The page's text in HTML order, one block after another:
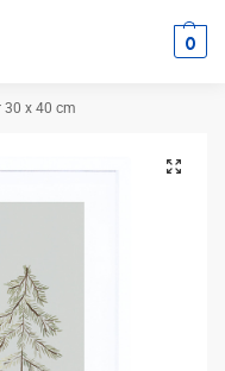
0
30 x 40 cm